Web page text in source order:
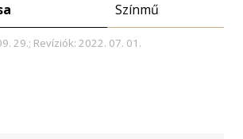
Színmű
29.; Revíziók: 2022. 07. 01.